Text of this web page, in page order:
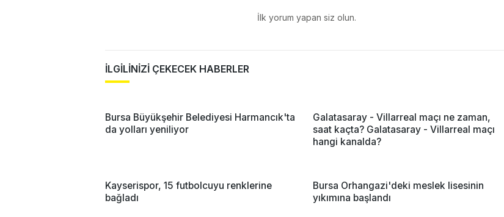
İlk yorum yapan siz olun.
İLGİLİNİZİ ÇEKECEK HABERLER
Bursa Büyükşehir Belediyesi Harmancık'ta
da yolları yeniliyor
Galatasaray - Villarreal maçı ne zaman,
saat kaçta? Galatasaray - Villarreal maçı
hangi kanalda?
Kayserispor, 15 futbolcuyu renklerine
bağladı
Bursa Orhangazi'deki meslek lisesinin
yıkımına başlandı